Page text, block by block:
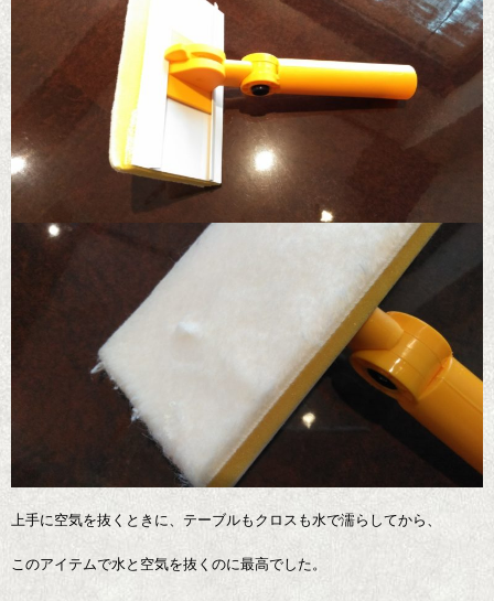
上手に空気を抜くときに、テーブルもクロスも水で濡らしてから、
このアイテムで水と空気を抜くのに最高でした。